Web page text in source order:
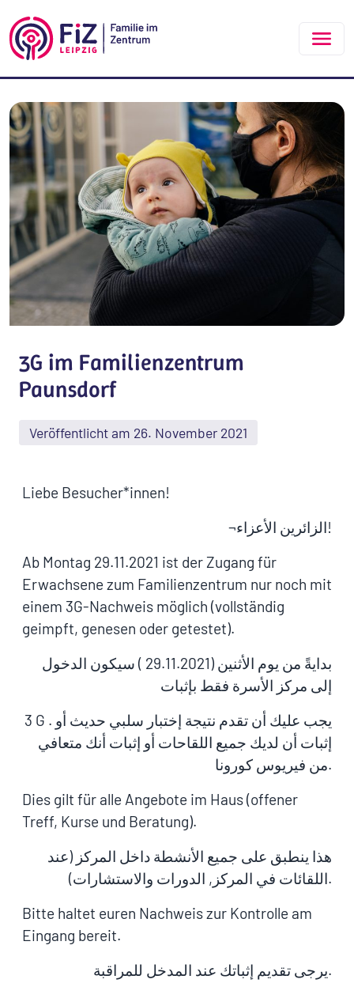
3G im Familienzentrum
Paunsdorf
Veröffentlicht am 26. November 2021
Liebe Besucher*innen!
¬الزائرين الأعزاء!
Ab Montag 29.11.2021 ist der Zugang für
Erwachsene zum Familienzentrum nur noch mit
einem 3G-Nachweis möglich (vollständig
geimpft, genesen oder getestet).
بدايةً من يوم الأثنين (29.11.2021 ) سيكون الدخول
إلى مركز الأسرة فقط بإثبات
3 G . يجب عليك أن تقدم نتيجة إختبار سلبي حديث أو
إثبات أن لديك جميع اللقاحات أو إثبات أنك متعافي
من فيريوس كورونا.
Dies gilt für alle Angebote im Haus (offener
Treff, Kurse und Beratung).
هذا ينطبق على جميع الأنشطة داخل المركز (عند
اللقائات في المركز, الدورات والاستشارات).
Bitte haltet euren Nachweis zur Kontrolle am
Eingang bereit.
يرجى تقديم إثباتك عند المدخل للمراقبة.